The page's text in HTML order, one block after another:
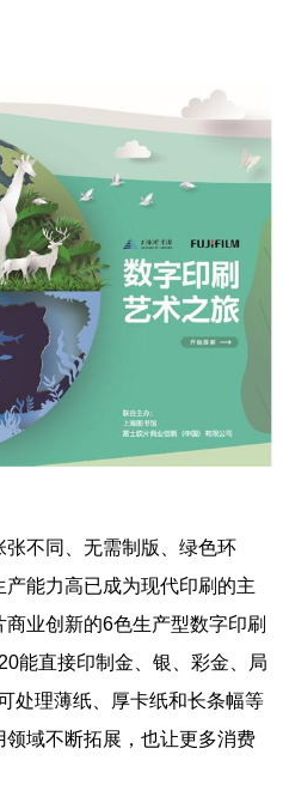
不同、无需制版、绿色环
能力高已成为现代印刷的主
业创新的6色生产型数字印刷
能直接印制金、银、彩金、局
处理薄纸、厚卡纸和长条幅等
域不断拓展，也让更多消费